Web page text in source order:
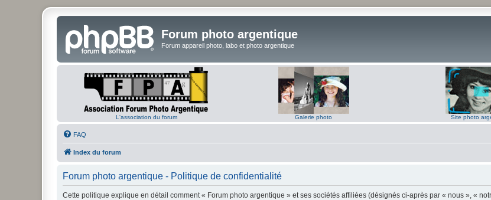
Forum photo argentique
Forum appareil photo, labo et photo argentique
L'association du forum Galerie photo Site photo
FAQ
Index du forum
Forum photo argentique - Politique de confidentialité
Cette politique explique en détail comment « Forum photo argentique » et ses sociétés affiliées (désignés ci-après par « nous », «